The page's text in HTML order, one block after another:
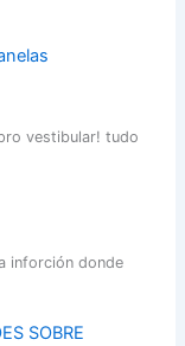
vestibular! tudo
inforción donde
SOBRE